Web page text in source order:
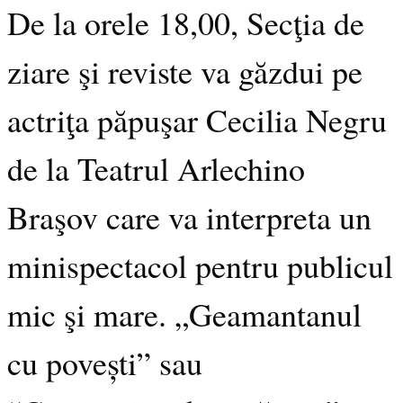
De la orele 18,00, Secţia de
ziare şi reviste va găzdui pe
actriţa păpuşar Cecilia Negru
de la Teatrul Arlechino
Braşov care va interpreta un
minispectacol pentru publicul
mic şi mare. „Geamantanul
cu povești” sau